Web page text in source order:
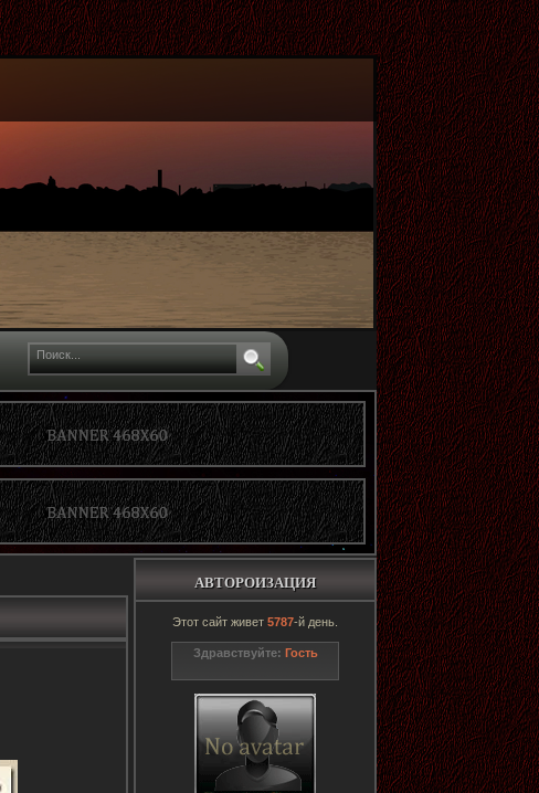
АВТОРОИЗАЦИЯ
Этот сайт живет 5787-й день.
Здравствуйте: Гость